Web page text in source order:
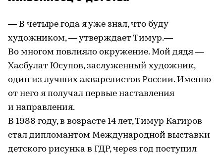
— В четыре года я уже знал, что буду
художником, — утверждает Тимур.—
Во многом повлияло окружение. Мой дядя —
Хасбулат Юсупов, заслуженный художник,
один из лучших акварелистов России. Именно
от него я получал первые наставления
и направления.
В 1988 году, в возрасте 14 лет, Тимур Кагиров
стал дипломантом Международной выставки
детского рисунка в ГДР, через год поступил